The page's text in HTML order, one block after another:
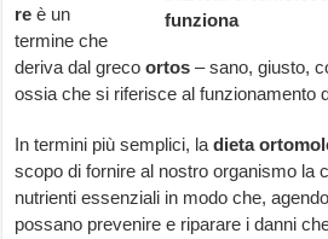
re è un
termine che
deriva dal grecoortos – sano, giusto,
ossia che si riferisce al funzionamento
In termini più semplici, ladieta
scopo di fornire al nostro organismo la
nutrienti essenziali in modo che,
possano prevenire e riparare i danni